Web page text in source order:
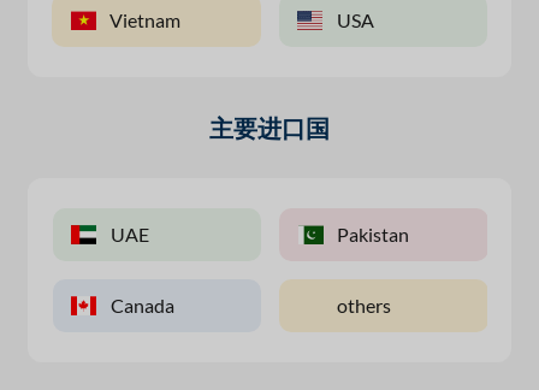
USA India
主要进口国
Pakistan
others
USA
China